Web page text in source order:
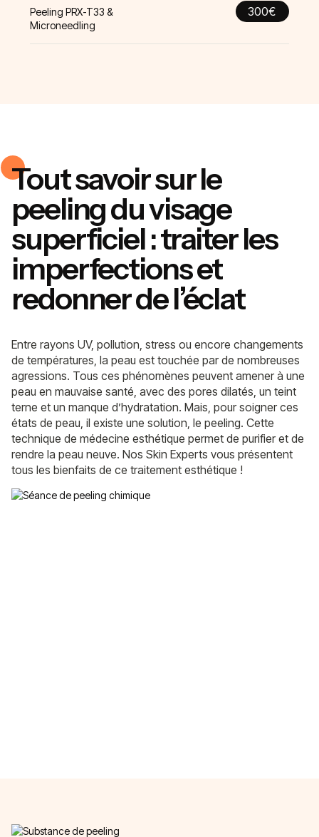
Peeling PRX-T33 &
Microneedling
300€
Tout savoir sur le
peeling du visage
superficiel : traiter les
imperfections et
redonner de l’éclat
Entre rayons UV, pollution, stress ou encore changements
de températures, la peau est touchée par de nombreuses
agressions. Tous ces phénomènes peuvent amener à une
peau en mauvaise santé, avec des pores dilatés, un teint
terne et un manque d’hydratation. Mais, pour soigner ces
états de peau, il existe une solution, le peeling. Cette
technique de médecine esthétique permet de purifier et de
rendre la peau neuve. Nos Skin Experts vous présentent
tous les bienfaits de ce traitement esthétique !